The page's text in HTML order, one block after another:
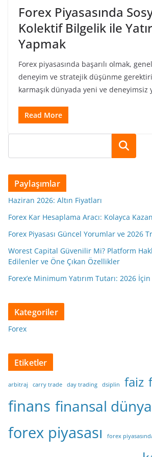
Forex Piyasasında
Kolektif Bilgelik ile
Yapmak
Forex piyasasında başarılı olmak,
deneyim ve stratejik düşünme
karmaşık dünyada yeni ve deneyimsiz
Read More
Ara
Paylaşımlar
Haziran 2026: Altın Fiyatları
Forex Kar Hesaplama Aracı: Kolayca
Forex Piyasası Güncel Yorumlar ve 2026
Worest Capital Güvenilir Mi? Platform
Edilenler ve Öne Çıkan Özellikler
Forex’e Minimum Yatırım Tutarı: 2026
Kategoriler
Forex
Etiketler
arbitraj carry trade day trading dsiplin faiz
finans finansal dünya
forex piyasası forex